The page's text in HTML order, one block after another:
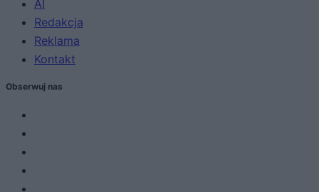
AI
Redakcja
Reklama
Kontakt
Obserwuj nas